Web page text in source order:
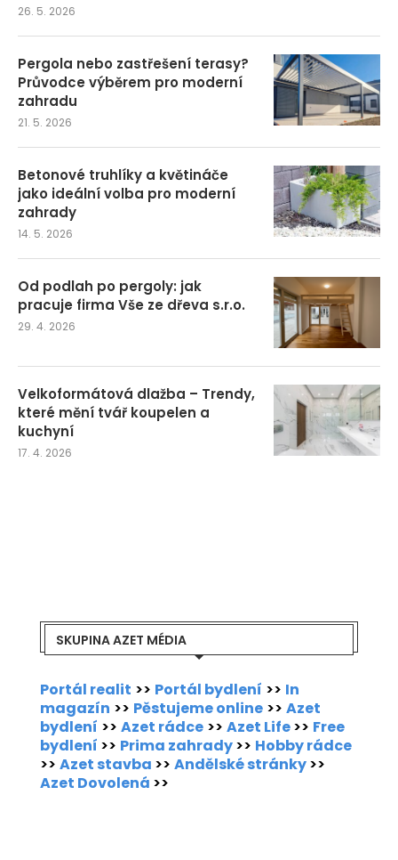
26. 5. 2026
Pergola nebo zastřešení terasy?
Průvodce výběrem pro moderní
zahradu
21. 5. 2026
Betonové truhlíky a květináče
jako ideální volba pro moderní
zahrady
14. 5. 2026
Od podlah po pergoly: jak
pracuje firma Vše ze dřeva s.r.o.
29. 4. 2026
Velkoformátová dlažba – Trendy,
které mění tvář koupelen a
kuchyní
17. 4. 2026
SKUPINA AZET MÉDIA
Portál realit >> Portál bydlení >> In
magazín >> Pěstujeme online >> Azet
bydlení >> Azet rádce >> Azet Life>> Free
bydlení >> Prima zahrady>> Hobby rádce
>> Azet stavba >> Andělské stránky>>
Azet Dovolená >>